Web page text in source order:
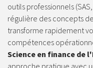
outils professionnels
régulière des concepts de
transforme rapidement
compétences
Science en finance de
approche pratique avec